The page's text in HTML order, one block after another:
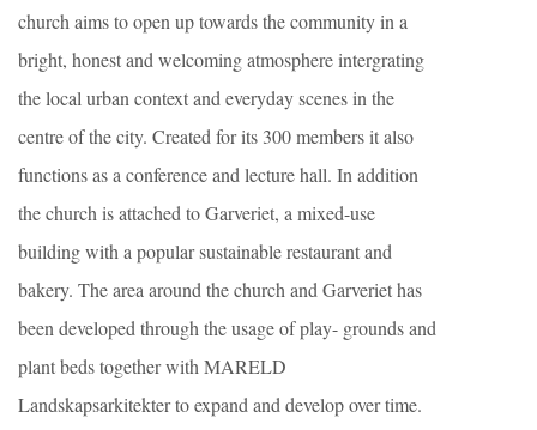
church aims to open up towards the community in a
bright, honest and welcoming atmosphere intergrating
the local urban context and everyday scenes in the
centre of the city. Created for its 300 members it also
functions as a conference and lecture hall. In addition
the church is attached to Garveriet, a mixed-use
building with a popular sustainable restaurant and
bakery. The area around the church and Garveriet has
been developed through the usage of play- grounds and
plant beds together with MARELD
Landskapsarkitekter to expand and develop over time.